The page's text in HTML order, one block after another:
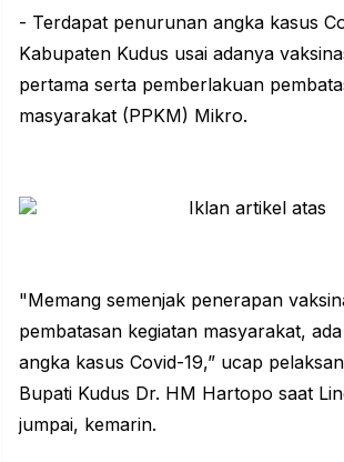
- Terdapat penurunan angka kasus
Kabupaten Kudus usai adanya
pertama serta pemberlakuan
masyarakat (PPKM) Mikro.
"Memang semenjak penerapan
pembatasan kegiatan masyarakat,
angka kasus Covid-19,” ucap
Bupati Kudus Dr. HM Hartopo saat
jumpai, kemarin.